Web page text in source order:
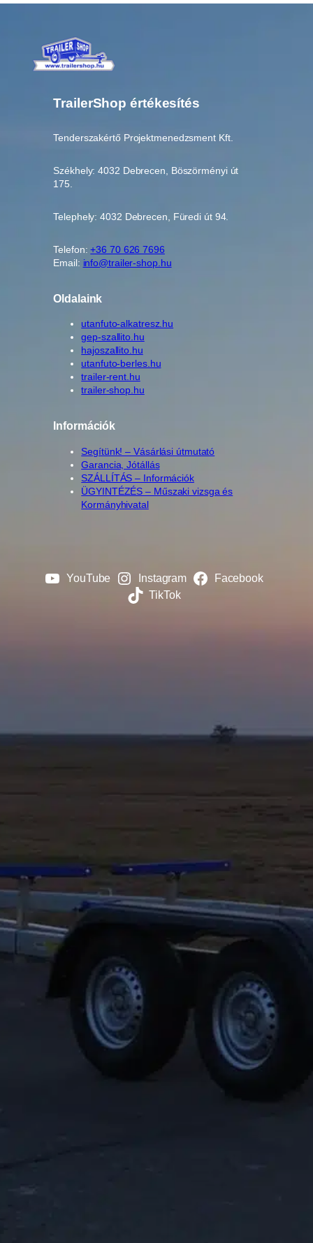
TrailerShop értékesítés
Tenderszakértő Projektmenedzsment Kft.
Székhely: 4032 Debrecen, Böszörményi út
175.
Telephely: 4032 Debrecen, Füredi út 94.
Telefon:+36 70 626 7696
Email: info@trailer-shop.hu
Oldalaink
utanfuto-alkatresz.hu
gep-szallito.hu
hajoszallito.hu
utanfuto-berles.hu
trailer-rent.hu
trailer-shop.hu
Információk
Segítünk! – Vásárlási útmutató
Garancia, Jótállás
SZÁLLÍTÁS – Információk
ÜGYINTÉZÉS – Műszaki vizsga és
Kormányhivatal
YouTube Instagram
Facebook
TikTok